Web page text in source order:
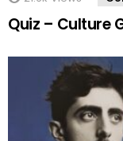
Quiz – Culture